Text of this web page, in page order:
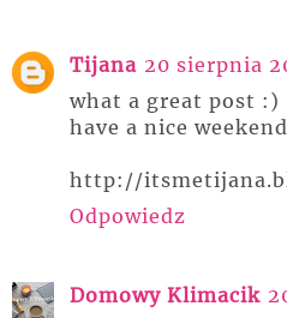
Tijana 20 sierpnia
what a great post :)
have a nice
http://
Odpowiedz
Domowy Klimacik